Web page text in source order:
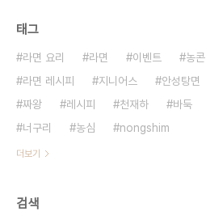
태그
라면 요리 라면 이벤트 농콘
라면 레시피
지니어스 안성탕면
짜왕
레시피 천재하 바둑
너구리
농심 nongshim
더보기
검색